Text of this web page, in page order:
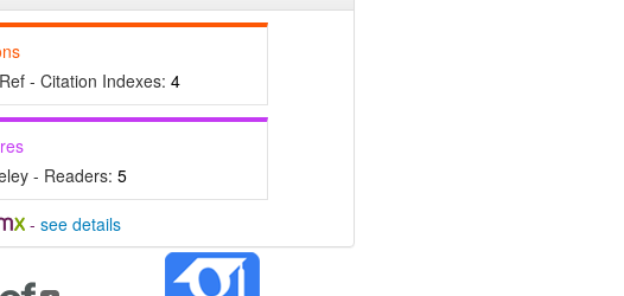
- Citation Indexes: 4
- Readers: 5
- see details